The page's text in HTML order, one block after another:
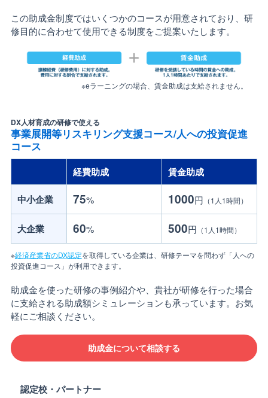
この助成金制度ではいくつかのコースが用意されており、研
修目的に合わせて使用できる制度をご提案いたします。
※eラーニングの場合、賃金助成は支給されません。
DX人材育成の研修で使える
事業展開等リスキリング支援コース/人への投資促進
コース
経費助成 賃金助成
中小企業 75% 1000円 （1人1時間）
大企業 60% 500円 （1人1時間）
※経済産業省のDX認定を取得している企業は、研修テーマを問わず「人への
投資促進コース」が利用できます。
助成金を使った研修の事例紹介や、貴社が研修を行った場合
に支給される助成額シミュレーションも承っています。お気
軽にご相談ください。
助成金について相談する
認定校・パートナー